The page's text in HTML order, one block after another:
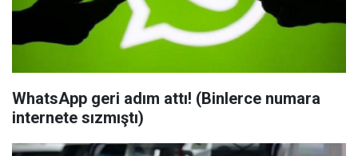
WhatsApp geri adım attı! (Binlerce numara
internete sızmıştı)